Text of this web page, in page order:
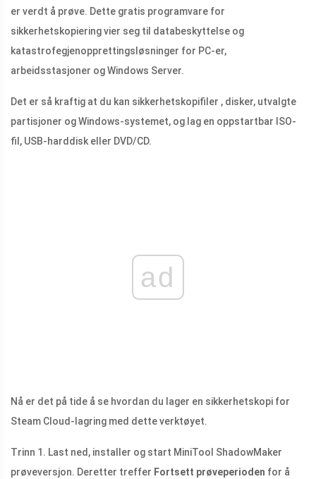
er verdt å prøve. Dette gratis programvare for
sikkerhetskopiering vier seg til databeskyttelse og
katastrofegjenopprettingsløsninger for PC-er,
arbeidsstasjoner og Windows Server.
Det er så kraftig at du kan sikkerhetskopifiler , disker, utvalgte
partisjoner og Windows-systemet, og lag en oppstartbar ISO-
fil, USB-harddisk eller DVD/CD.
ad
Nå er det på tide å se hvordan du lager en sikkerhetskopi for
Steam Cloud-lagring med dette verktøyet.
Trinn 1. Last ned, installer og start MiniTool ShadowMaker
prøveversjon. Deretter treffer Fortsett prøveperioden for å